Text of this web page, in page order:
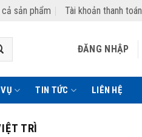
sản phẩm Tài khoản thanh toán
ĐĂNG NHẬP
TIN TỨC LIÊN HỆ
TRÌ